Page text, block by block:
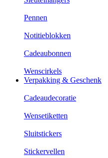
Pennen
Notitieblokken
Cadeaubonnen
Wenscirkels
Verpakking & Geschenk
Cadeaudecoratie
Wensetiketten
Sluitstickers
Stickervellen